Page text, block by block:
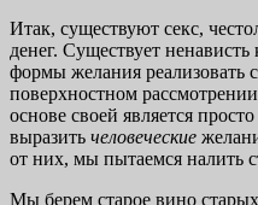
Итак, существуют секс,
денег. Существует
формы желания реализовать
поверхностном
основе своей является
выразить человеческие
от них, мы пытаемся налить
Мы берем старое вино